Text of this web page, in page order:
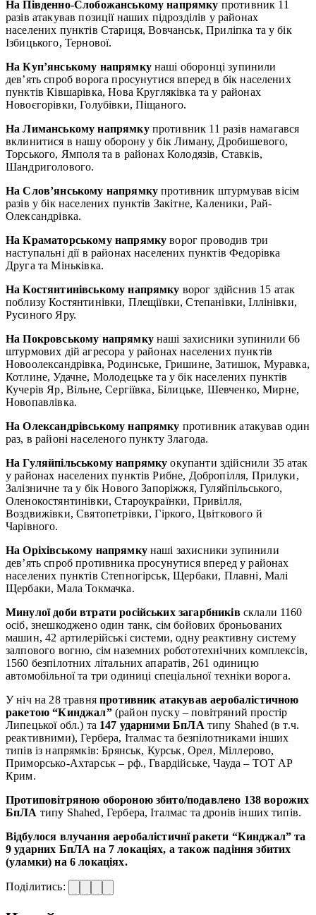
На Південно-Слобожанському напрямку противник 11
разів атакував позиції наших підрозділів у районах
населених пунктів Стариця, Вовчанськ, Приліпка та у бік
Ізбицького, Тернової.
На Куп’янському напрямкунаші оборонці зупинили
дев’ять спроб ворога просунутися вперед в бік населених
пунктів Ківшарівка, Нова Кругляківка та у районах
Новоєгорівки, Голубівки, Піщаного.
На Лиманському напрямкупротивник 11 разів намагався
вклинитися в нашу оборону у бік Лиману, Дробишевого,
Торського, Ямполя та в районах Колодязів, Ставків,
Шандриголового.
На Слов’янському напрямку противник штурмував вісім
разів у бік населених пунктів Закітне, Каленики, Рай-
Олександрівка.
На Краматорському напрямкуворог проводив три
наступальні дії в районах населених пунктів Федорівка
Друга та Міньківка.
На Костянтинівському напрямку ворог здійснив 15 атак
поблизу Костянтинівки, Плещіївки, Степанівки, Іллінівки,
Русиного Яру.
На Покровському напрямку наші захисники зупинили 66
штурмових дій агресора у районах населених пунктів
Новоолександрівка, Родинське, Гришине, Затишок, Муравка,
Котлине, Удачне, Молодецьке та у бік населених пунктів
Кучерів Яр, Вільне, Сергіївка, Білицьке, Шевченко, Мирне,
Новопавлівка.
На Олександрівському напрямку противник атакував один
раз, в районі населеного пункту Злагода.
На Гуляйпільському напрямкуокупанти здійснили 35 атак
у районах населених пунктів Рибне, Добропілля, Прилуки,
Залізничне та у бік Нового Запоріжжя, Гуляйпільського,
Оленокостянтинівки, Староукраїнки, Привілля,
Воздвижівки, Святопетрівки, Гіркого, Цвіткового й
Чарівного.
На Оріхівському напрямкунаші захисники зупинили
дев’ять спроб противника просунутися вперед у районах
населених пунктів Степногірськ, Щербаки, Плавні, Малі
Щербаки, Мала Токмачка.
Минулої доби втрати російських загарбників склали 1160
осіб, знешкоджено один танк, сім бойових броньованих
машин, 42 артилерійські системи, одну реактивну систему
залпового вогню, сім наземних робототехнічних комплексів,
1560 безпілотних літальних апаратів, 261 одиницю
автомобільної та три одиниці спеціальної техніки ворога.
У ніч на 28 травняпротивник атакував аеробалістичною
ракетою “Кинджал” (район пуску – повітряний простір
Липецької обл.) та 147 ударними БпЛА типу Shahed (в т.ч.
реактивними), Гербера, Італмас та безпілотниками інших
типів із напрямків: Брянськ, Курськ, Орел, Міллерово,
Приморсько-Ахтарськ – рф., Гвардійське, Чауда – ТОТ АР
Крим.
Протиповітряною обороною збито/подавлено 138 ворожих
БпЛА типу Shahed, Гербера, Італмас та дронів інших типів.
Відбулося влучання аеробалістичнї ракети “Кинджал” та
9 ударних БпЛА на 7 локаціях, а також падіння збитих
(уламки) на 6 локаціях.
Поділитись: